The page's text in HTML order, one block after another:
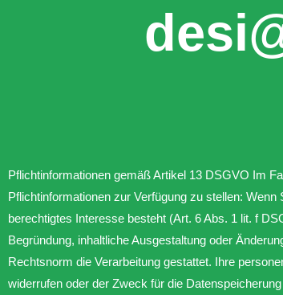
Pflichtinformationen gemäß Artikel 13 DSGVO Im
Pflichtinformationen zur Verfügung zu stellen:
berechtigtes Interesse besteht (Art. 6 Abs. 1 lit. f
Begründung, inhaltliche Ausgestaltung oder
Rechtsnorm die Verarbeitung gestattet. Ihre
widerrufen oder der Zweck für die